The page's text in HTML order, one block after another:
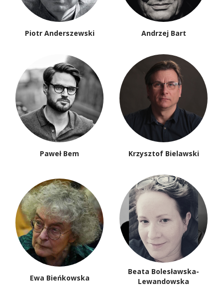
Piotr Anderszewski Andrzej Bart
Paweł Bem Krzysztof Bielawski
Ewa Bieńkowska
Beata Bolesławska-
Lewandowska